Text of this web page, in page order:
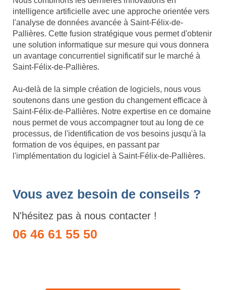
intelligence artificielle avec une approche orientée vers
l'analyse de données avancée à Saint-Félix-de-
Pallières. Cette fusion stratégique vous permet d'obtenir
une solution informatique sur mesure qui vous donnera
un avantage concurrentiel significatif sur le marché à
Saint-Félix-de-Pallières.
Au-delà de la simple création de logiciels, nous vous
soutenons dans une gestion du changement efficace à
Saint-Félix-de-Pallières. Notre expertise en ce domaine
nous permet de vous accompagner tout au long de ce
processus, de l'identification de vos besoins jusqu'à la
formation de vos équipes, en passant par
l'implémentation du logiciel à Saint-Félix-de-Pallières.
Vous avez besoin de conseils ?
N'hésitez pas à nous contacter !
06 46 61 55 50